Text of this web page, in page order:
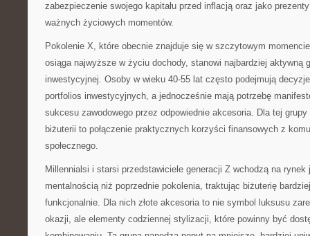
zabezpieczenie swojego kapitału przed inflacją oraz jako
ważnych życiowych momentów.
Pokolenie X, które obecnie znajduje się w szczytowym
osiąga najwyższe w życiu dochody, stanowi najbardziej aktywną
inwestycyjnej. Osoby w wieku 40-55 lat często podejmują
portfolios inwestycyjnych, a jednocześnie mają potrzebę
sukcesu zawodowego przez odpowiednie akcesoria. Dla tej
biżuterii to połączenie praktycznych korzyści finansowych z
społecznego.
Millennialsi i starsi przedstawiciele generacji Z wchodzą na rynek
mentalnością niż poprzednie pokolenia, traktując biżuterię
funkcjonalnie. Dla nich złote akcesoria to nie symbol luksusu
okazji, ale elementy codziennej stylizacji, które powinny być